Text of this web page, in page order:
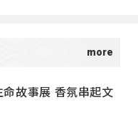
故事展 香氛串起文